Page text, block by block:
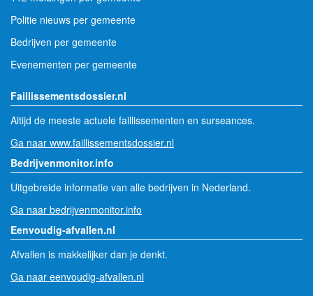
112 meldingen per gemeente
Politie nieuws per gemeente
Bedrijven per gemeente
Altijd de meeste actuele faillissementen en surseances.
Ga naar www.faillissementsdossier.nl
Uitgebreide informatie van alle bedrijven in Nederland.
Ga naar bedrijvenmonitor.info
Afvallen is makkelijker dan je denkt.